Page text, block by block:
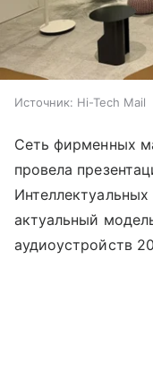
Источник: Hi-Tech Mail
Сеть фирменных
провела
Интеллектуальных
актуальный
аудиоустройств